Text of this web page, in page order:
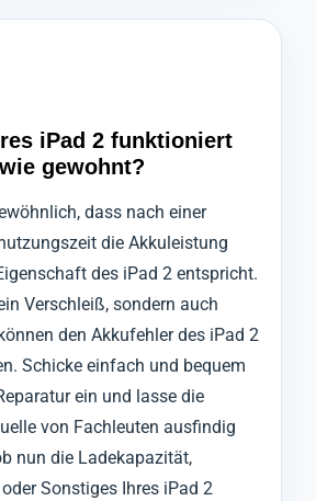
iPad 2 funktioniert
gewohnt?
dass nach einer
die Akkuleistung
des iPad 2 entspricht.
Verschleiß, sondern auch
den Akkufehler des iPad 2
Schicke einfach und bequem
ein und lasse die
von Fachleuten ausfindig
nun die Ladekapazität,
Sonstiges Ihres iPad 2